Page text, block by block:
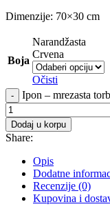
Dimenzije: 70×30 cm
Boja
Narandžasta
Crvena
Očisti
Ipon – mrezasta
Dodaj u korpu
Share:
Opis
Dodatne
Recenzije (0)
Kupovina i